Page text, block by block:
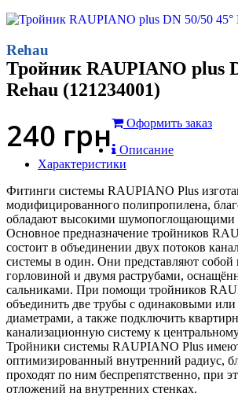
Rehau
Тройник RAUPIANO plus
Rehau (121234001)
240 грн
Оформить заказ
Описание
Характеристики
Фитинги системы RAUPIANO Plus
модифицированного полипропилена,
обладают высокими шумопоглощающими
Основное предназначение тройников
состоит в объединении двух потоков
системы в один. Они представляют собой
горловиной и двумя раструбами,
сальниками. При помощи тройников
объединить две трубы с одинаковыми
диаметрами, а также подключить
канализационную систему к центральному
Тройники системы RAUPIANO Plus
оптимизированный внутренний радиус,
проходят по ним беспрепятственно, при
отложений на внутренних стенках.